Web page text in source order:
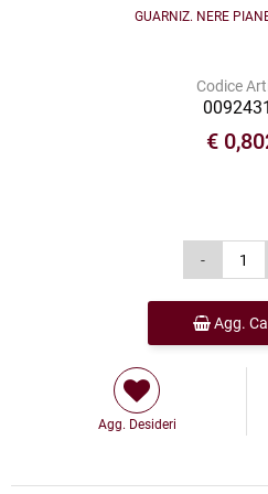
GUARNIZ. NERE
Codice
€
Agg.
Agg. Desideri